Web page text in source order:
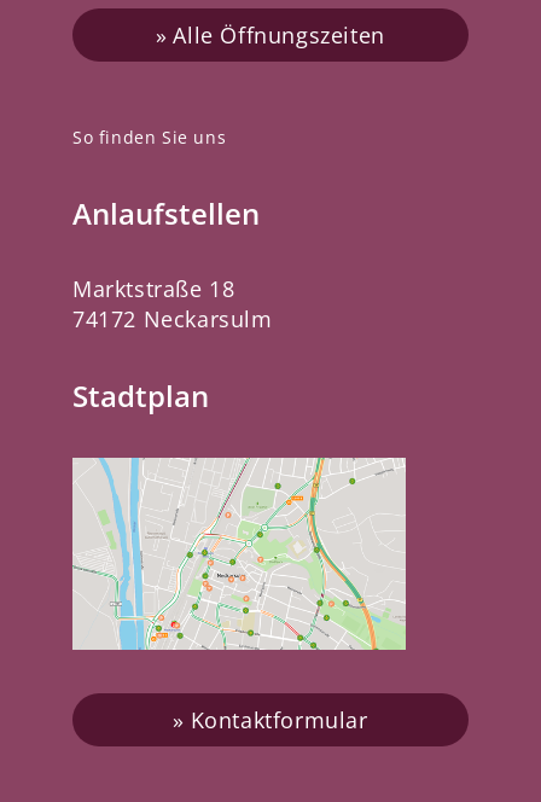
So finden Sie uns
Anlaufstellen
Marktstraße 18
74172 Neckarsulm
Stadtplan
Kontaktformular
Alle Öffnungszeiten